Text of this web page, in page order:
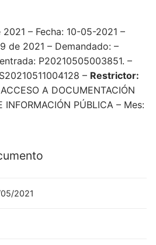
– Fecha: 10-05-2021 –
de 2021 – Demandado: –
P20210505003851. –
– Restrictor:
ACCESO A DOCUMENTACIÓN
INFORMACIÓN PÚBLICA – Mes:
2021